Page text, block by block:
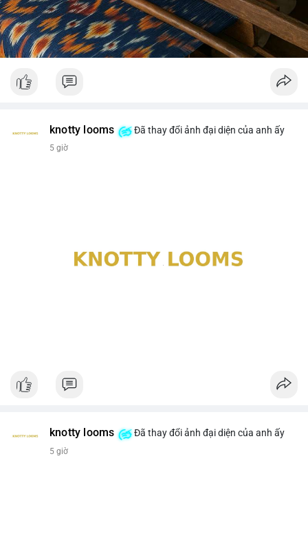
knotty looms Đã thay đổi ảnh đại diện của anh ấy
5 giờ
knotty looms Đã thay đổi ảnh đại diện của anh ấy
5 giờ